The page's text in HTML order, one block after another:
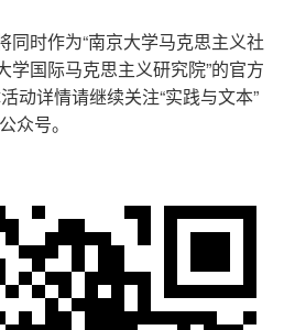
同时作为“南京大学马克思主义社
学国际马克思主义研究院”的官方
动详情请继续关注“实践与文本”
众号。